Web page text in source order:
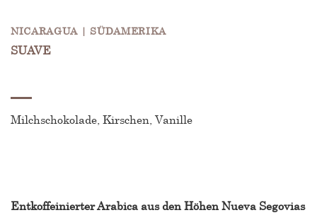
NICARAGUA | SÜDAMERIKA
SUAVE
Milchschokolade, Kirschen, Vanille
Entkoffeinierter Arabica aus den Höhen Nueva Segovias